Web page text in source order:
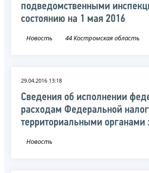
подведомственными
состоянию на 1 мая 2016
Новость 44 Костромская область
29.04.2016 13:18
Сведения об исполнении
расходам Федеральной
территориальными органами
Новость